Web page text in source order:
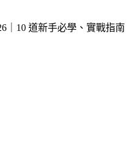
｜10 道新手必學、實戰指南